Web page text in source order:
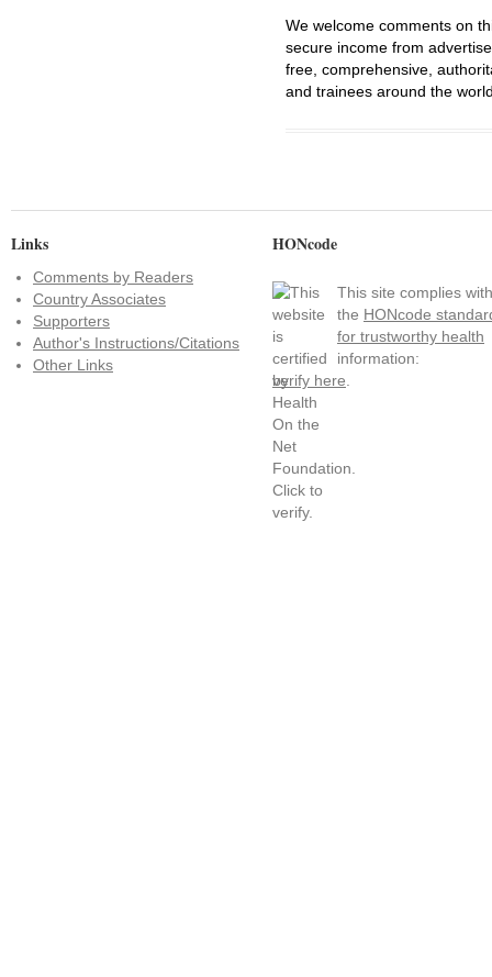
We welcome comments on
secure income from
free, comprehensive,
and trainees around the
Links
Comments by Readers
Country Associates
Supporters
Author's Instructions/Citations
Other Links
HONcode
This site complies with
the HONcode
for trustworthy health
information:
verify here